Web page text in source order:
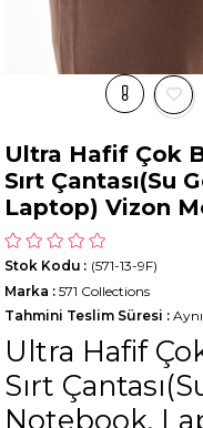
Ultra Hafif Çok
Sırt Çantası(Su
Laptop) Vizon
(571-13-9F)
Stok Kodu
Marka : 571 Collections
Tahmini Teslim Süresi :
Ultra Hafif
Sırt
Notebook,